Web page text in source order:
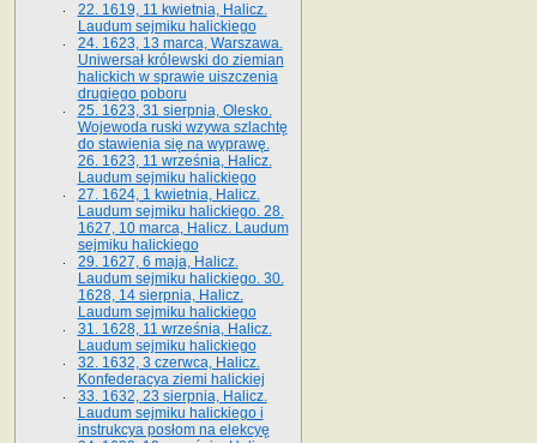
22. 1619, 11 kwietnia, Halicz.
Laudum sejmiku halickiego
24. 1623, 13 marca, Warszawa.
Uniwersał królewski do ziemian
halickich w sprawie uiszczenia
drugiego poboru
25. 1623, 31 sierpnia, Olesko.
Wojewoda ruski wzywa szlachtę
do stawienia się na wyprawę.
26. 1623, 11 września, Halicz.
Laudum sejmiku halickiego
27. 1624, 1 kwietnia, Halicz.
Laudum sejmiku halickiego. 28.
1627, 10 marca, Halicz. Laudum
sejmiku halickiego
29. 1627, 6 maja, Halicz.
Laudum sejmiku halickiego. 30.
1628, 14 sierpnia, Halicz.
Laudum sejmiku halickiego
31. 1628, 11 września, Halicz.
Laudum sejmiku halickiego
32. 1632, 3 czerwca, Halicz.
Konfederacya ziemi halickiej
33. 1632, 23 sierpnia, Halicz.
Laudum sejmiku halickiego i
instrukcya posłom na elekcyę